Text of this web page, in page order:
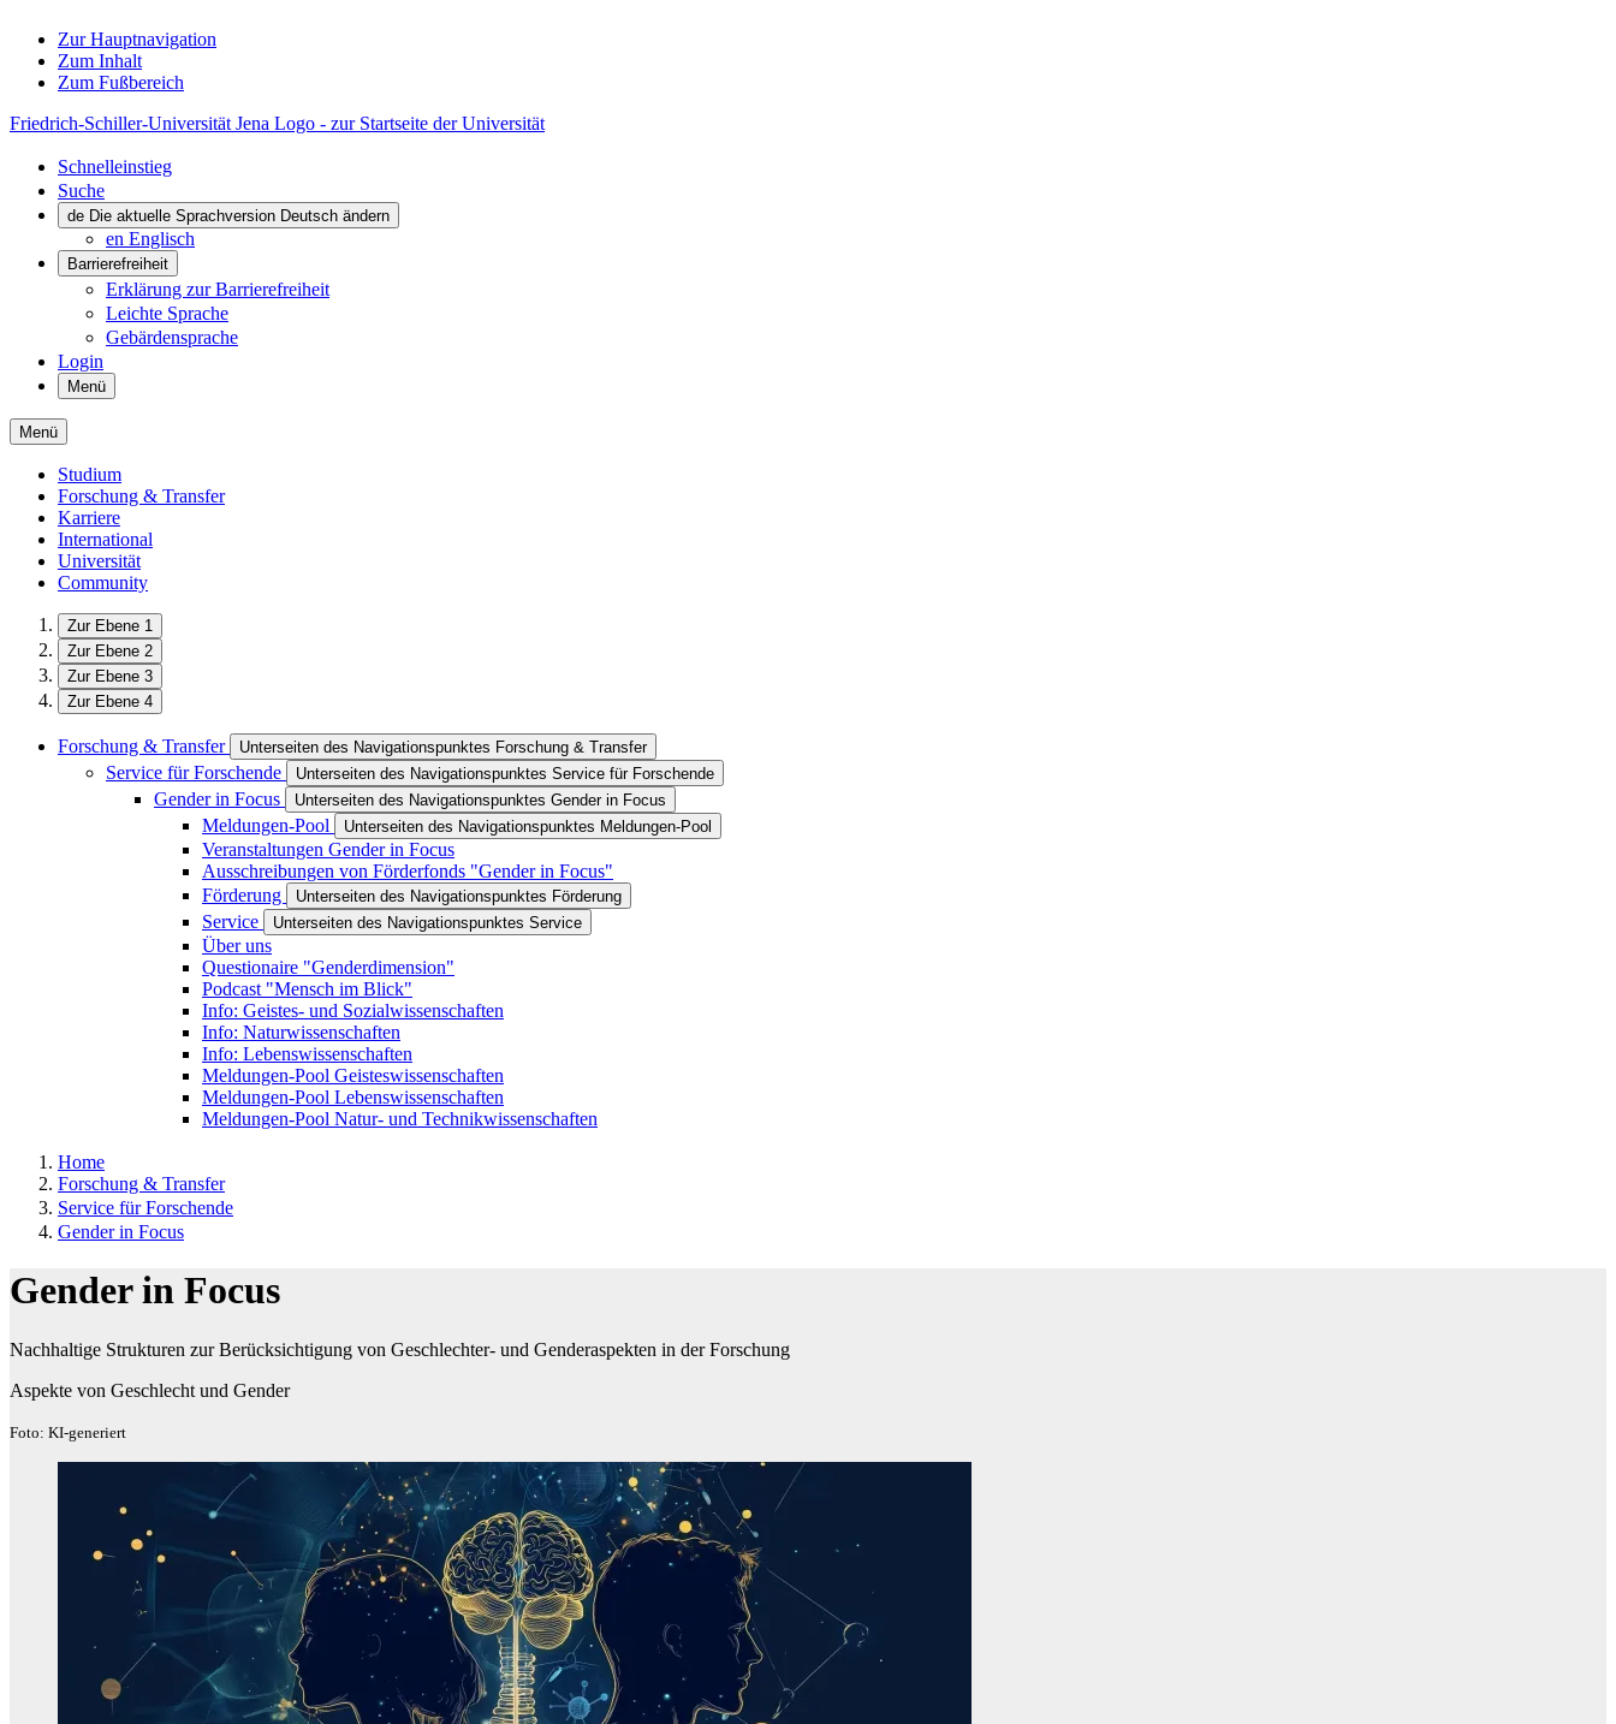
Zur Hauptnavigation
Zum Inhalt
Zum Fußbereich
Friedrich-Schiller-Universität Jena Logo - zur Startseite der Universität
Schnelleinstieg
Suche
de Die aktuelle Sprachversion Deutsch ändern
en Englisch
Barrierefreiheit
Erklärung zur Barrierefreiheit
Leichte Sprache
Gebärdensprache
Login
Menü
Menü
Studium
Forschung & Transfer
Karriere
International
Universität
Community
Zur Ebene 1
Zur Ebene 2
Zur Ebene 3
Zur Ebene 4
Forschung & Transfer Unterseiten des Navigationspunktes Forschung & Transfer
Service für Forschende Unterseiten des Navigationspunktes Service für Forschende
Gender in Focus Unterseiten des Navigationspunktes Gender in Focus
Meldungen-Pool Unterseiten des Navigationspunktes Meldungen-Pool
Veranstaltungen Gender in Focus
Ausschreibungen von Förderfonds "Gender in Focus"
Förderung
Unterseiten des Navigationspunktes Förderung
Service Unterseiten des Navigationspunktes Service
Über uns
Questionaire "Genderdimension"
Podcast "Mensch im Blick"
Info: Geistes- und Sozialwissenschaften
Info: Naturwissenschaften
Info: Lebenswissenschaften
Meldungen-Pool Geisteswissenschaften
Meldungen-Pool Lebenswissenschaften
Meldungen-Pool Natur- und Technikwissenschaften
Home
Forschung & Transfer
Service für Forschende
Gender in Focus
Gender in Focus
Nachhaltige Strukturen zur Berücksichtigung von Geschlechter- und Genderaspekten in der Forschung
Aspekte von Geschlecht und Gender
Foto: KI-generiert